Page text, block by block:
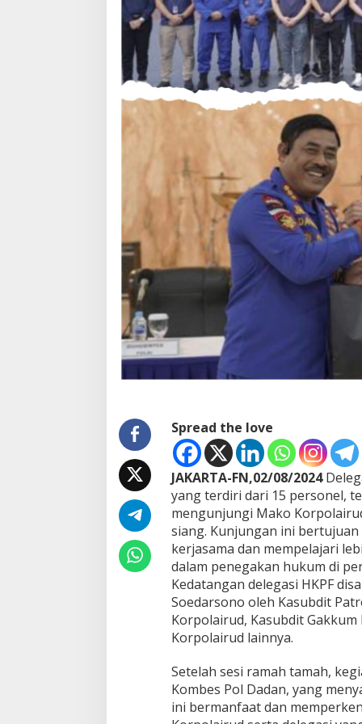
H
A
N
G
A
T
D
I
K
O
R
O
R
B
A
A
M
P
O
L
R
I
Spread the love
JAKARTA-FN,02/08/2024
yang terdiri dari 15 personel,
mengunjungi Mako
siang. Kunjungan ini
kerjasama dan mempelajari
dalam penegakan hukum di
Kedatangan delegasi HKPF
Soedarsono oleh Kasubdit
Korpolairud, Kasubdit
Korpolairud lainnya.
Setelah sesi ramah tamah,
Kombes Pol Dadan, yang
ini bermanfaat dan